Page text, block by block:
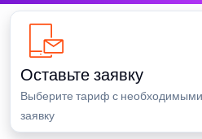
Оставьте заявку
Выберите тариф с
заявку